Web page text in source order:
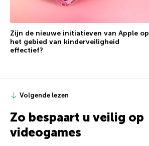
Zijn de nieuwe initiatieven van Apple op
het gebied van kinderveiligheid
effectief?
Volgende lezen
Zo bespaart u veilig op
videogames